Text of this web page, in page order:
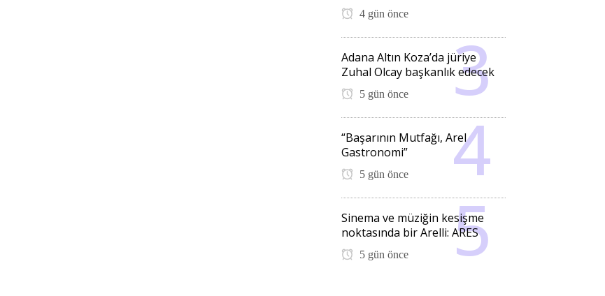
4 gün önce
Adana Altın Koza’da jüriye
Zuhal Olcay başkanlık edecek
5 gün önce
“Başarının Mutfağı, Arel
Gastronomi”
5 gün önce
Sinema ve müziğin kesişme
noktasında bir Arelli: ARES
5 gün önce